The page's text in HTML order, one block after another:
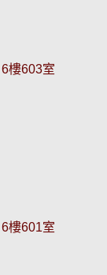
樓603室
樓601室